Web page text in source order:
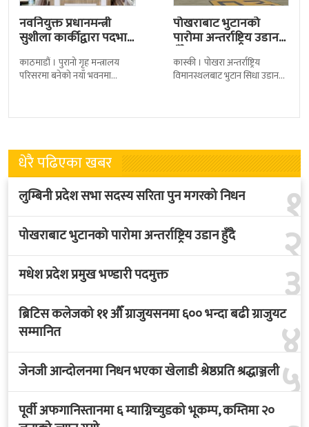
नवनियुक्त प्रधानमन्त्री
सुशीला कार्कीद्वारा पदभार
काठमाडौं । पुरानो गृह मन्त्रालय
परिसरमा बनेको नयाँ भवनमा
नवनियुक्त
पोखराबाट भुटानको
पारोमा अन्तर्राष्ट्रिय उडान
हुँदै
कास्की । पोखरा अन्तर्राष्ट्रिय
विमानस्थलबाट भुटान सिधा उडान
लागेको हो
धेरै पढिएका खबर
१
लुम्बिनी प्रदेश सभा सदस्य सरिता पुन मगरको निधन
२
पोखराबाट भुटानको पारोमा अन्तर्राष्ट्रिय उडान हुँदै
३
मधेश प्रदेश प्रमुख भण्डारी पदमुक्त
४
ब्रिटिस कलेजको ११ औँ ग्राजुयसनमा ६०० भन्दा बढी ग्राजुयट
सम्मानित
५
जेनजी आन्दोलनमा निधन भएका खेलाडी श्रेष्ठप्रति श्रद्धाञ्जली
पूर्वी अफगानिस्तानमा ६ म्याग्निच्युडको भूकम्प, कम्तिमा २०